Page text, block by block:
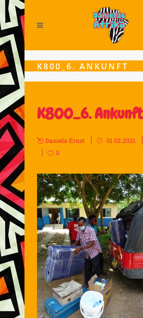
K800_6. ANKUNFT
K800_6. Ankunft
Daniela Ernst 01.02.2021
0